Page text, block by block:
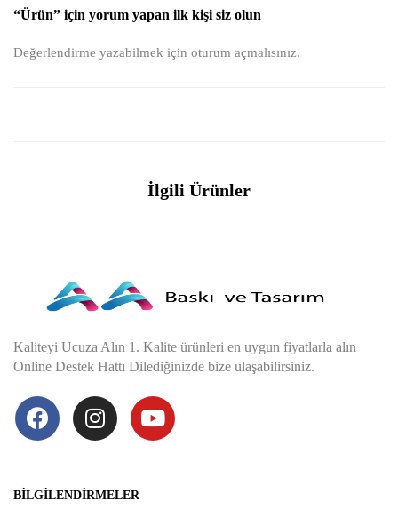
“Ürün” için yorum yapan ilk kişi siz olun
Değerlendirme yazabilmek için oturum açmalısınız.
İlgili Ürünler
Kaliteyi Ucuza Alın 1. Kalite ürünleri en uygun fiyatlarla alın
Online Destek Hattı Dilediğinizde bize ulaşabilirsiniz.
BILGILENDIRMELER